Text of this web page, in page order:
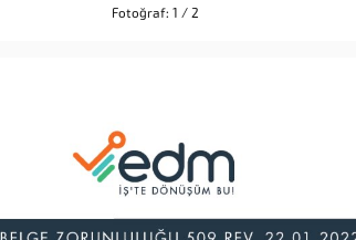
Fotoğraf: 1 / 2